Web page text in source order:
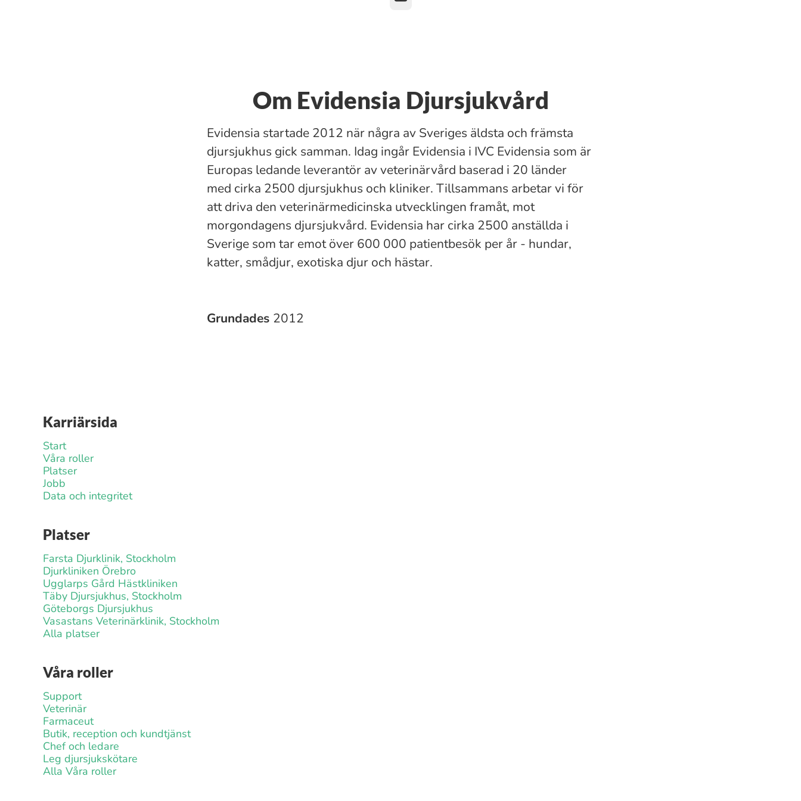
Om Evidensia Djursjukvård
Evidensia startade 2012 när några av Sveriges äldsta och främsta
djursjukhus gick samman. Idag ingår Evidensia i IVC Evidensia som är
Europas ledande leverantör av veterinärvård baserad i 20 länder
med cirka 2500 djursjukhus och kliniker. Tillsammans arbetar vi för
att driva den veterinärmedicinska utvecklingen framåt, mot
morgondagens djursjukvård. Evidensia har cirka 2500 anställda i
Sverige som tar emot över 600 000 patientbesök per år - hundar,
katter, smådjur, exotiska djur och hästar.
Grundades 2012
Karriärsida
Start
Våra roller
Platser
Jobb
Data och integritet
Platser
Farsta Djurklinik, Stockholm
Djurkliniken Örebro
Ugglarps Gård Hästkliniken
Täby Djursjukhus, Stockholm
Göteborgs Djursjukhus
Vasastans Veterinärklinik, Stockholm
Alla platser
Våra roller
Support
Veterinär
Farmaceut
Butik, reception och kundtjänst
Chef och ledare
Leg djursjukskötare
Alla Våra roller